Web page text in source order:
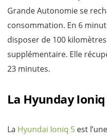
Grande Autonomie se
consommation. En 6
disposer de 100
supplémentaire. Elle
23 minutes.
La Hyunday Ioniq
La Hyundai Ioniq 5 est